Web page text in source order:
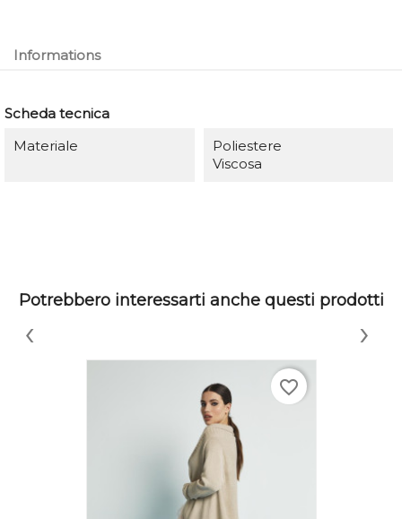
Informations
Scheda tecnica
Materiale
Poliestere
Viscosa
Potrebbero interessarti anche questi prodotti
favorite_border
‹ ›